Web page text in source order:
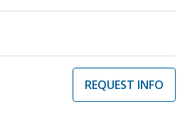
REQUEST INFO